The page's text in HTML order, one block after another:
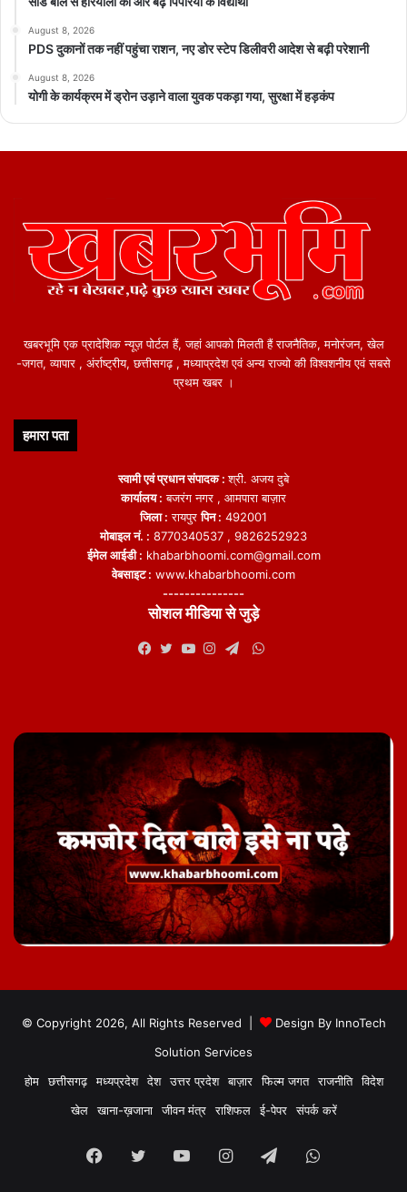
August 8, 2026
PDS दुकानों तक नहीं पहुंचा राशन, नए डोर स्टेप डिलीवरी आदेश से बढ़ी परेशानी
August 8, 2026
योगी के कार्यक्रम में ड्रोन उड़ाने वाला युवक पकड़ा गया, सुरक्षा में हड़कंप
खबरभूमि एक प्रादेशिक न्यूज़ पोर्टल हैं, जहां आपको मिलती हैं राजनैतिक, मनोरंजन, खेल
-जगत, व्यापार , अंर्राष्ट्रीय, छत्तीसगढ़ , मध्याप्रदेश एवं अन्य राज्यो की विश्वशनीय एवं सबसे
प्रथम खबर ।
हमारा पता
स्वामी एवं प्रधान संपादक :श्री. अजय दुबे
कार्यालय : बजरंग नगर , आमपारा बाज़ार
जिला : रायपुरपिन : 492001
मोबाइल नं. : 8770340537 , 9826252923
ईमेल आईडी : khabarbhoomi.com@gmail.com
वेबसाइट : www.khabarbhoomi.com
---------------
सोशल मीडिया से जुड़े
WhatsApp
© Copyright 2026, All Rights Reserved | Design By InnoTech
Solution Services
होम
छत्तीसगढ़ मध्यप्रदेश देश उत्तर प्रदेश बाज़ार फिल्म जगत राजनीति
विदेश
खेल
खाना-ख़जाना जीवन मंत्र राशिफल ई-पेपर संपर्क करें
Facebook
TwitterYouTubeInstagram
TelegramWhatsApp